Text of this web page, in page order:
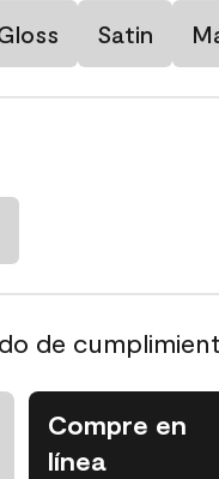
Satin
de
Compre en
línea